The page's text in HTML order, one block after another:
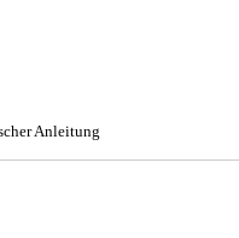
Anleitung